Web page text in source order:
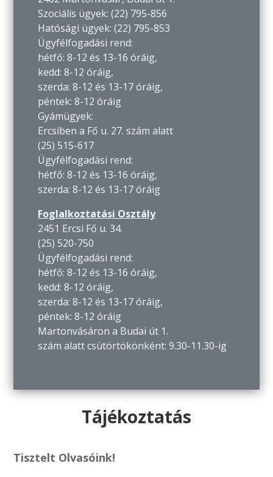
Szociális ügyek: (22) 795-856
Hatósági ügyek: (22) 795-853
Ügyfélfogadási rend:
hétfő: 8-12 és 13-16 óráig,
kedd: 8-12 óráig,
szerda: 8-12 és 13-17 óráig,
péntek: 8-12 óráig
Gyámügyek:
Ercsiben a Fő u. 27. szám alatt
(25) 515-617
Ügyfélfogadási rend:
hétfő: 8-12 és 13-16 óráig,
szerda: 8-12 és 13-17 óráig
Foglalkoztatási Osztály
2451 Ercsi Fő u. 34.
(25) 520-750
Ügyfélfogadási rend:
hétfő: 8-12 és 13-16 óráig,
kedd: 8-12 óráig,
szerda: 8-12 és 13-17 óráig,
péntek: 8-12 óráig
Martonvásáron a Budai út 1.
szám alatt csütörtökönként: 9.30-11.30-ig
Tájékoztatás
Tisztelt Olvasóink!